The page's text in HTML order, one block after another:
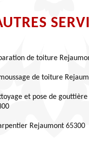
de toiture
de toiture
et pose de
Rejaumont 65300